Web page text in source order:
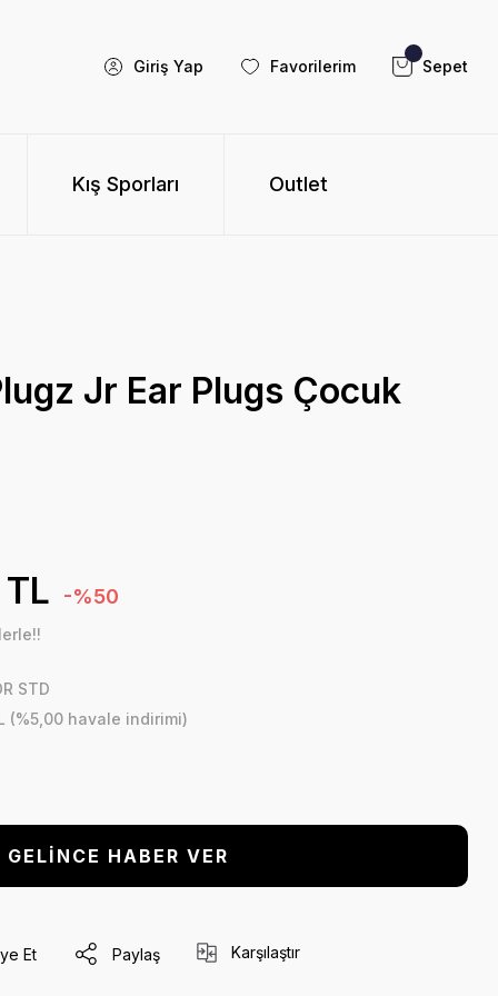
Giriş Yap Favorilerim Sepet
Kış Sporları Outlet
Jr Ear Plugs Çocuk
-%50
STD
(%5,00 havale indirimi)
GELİNCE HABER VER
Et Paylaş Karşılaştır